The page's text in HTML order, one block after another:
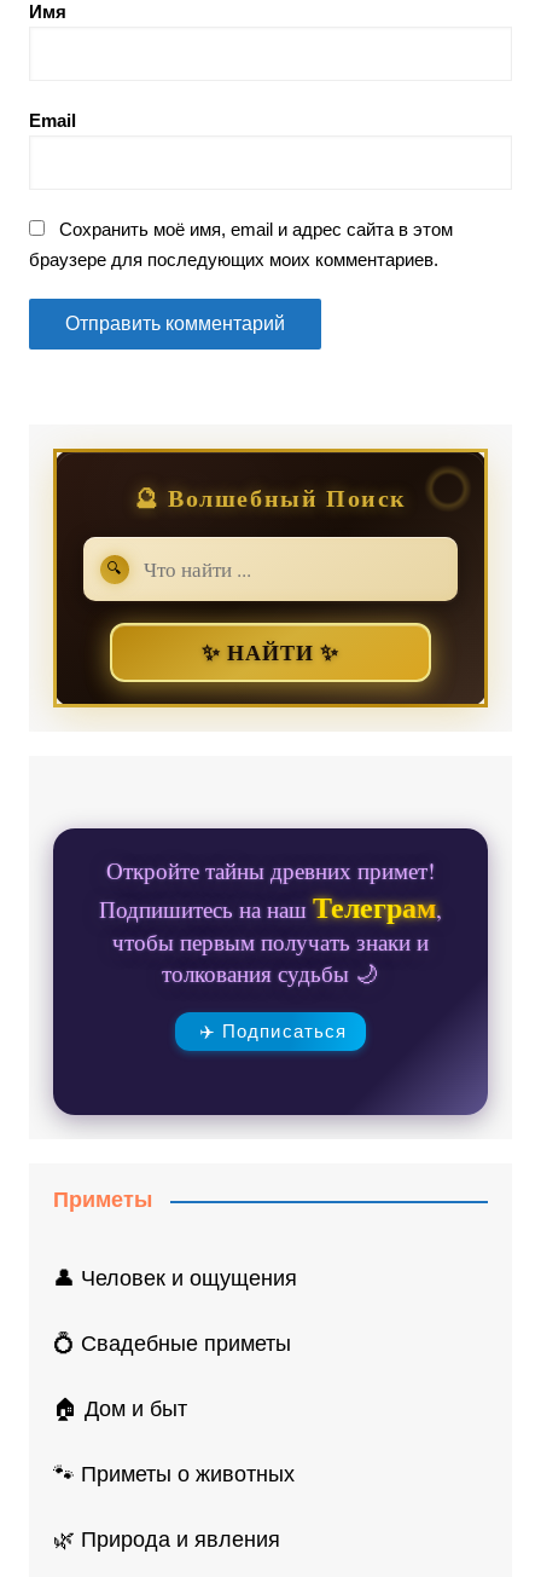
Имя
Email
Сохранить моё имя, email и адрес сайта в этом
браузере для последующих моих комментариев.
🔮 Волшебный Поиск
🔍
✨ НАЙТИ ✨
Откройте тайны древних примет!
Подпишитесь на нашТелеграм,
чтобы первым получать знаки и
толкования судьбы 🌙
✈️ Подписаться
Приметы
👤 Человек и ощущения
💍 Свадебные приметы
🏠 Дом и быт
🐾 Приметы о животных
🌿 Природа и явления